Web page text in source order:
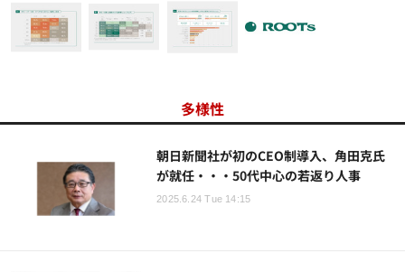
多様性
朝日新聞社が初のCEO制導入、角田克氏
が就任・・・50代中心の若返り人事
2025.6.24 Tue 14:15